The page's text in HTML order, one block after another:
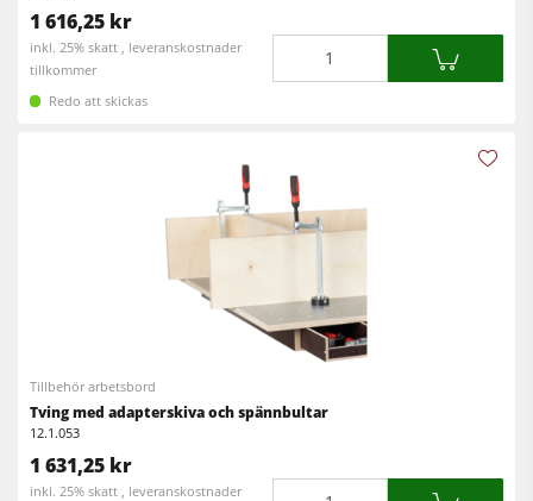
1 616,25 kr
inkl. 25% skatt , leveranskostnader
tillkommer
Redo att skickas
Tillbehör arbetsbord
Tving med adapterskiva och spännbultar
12.1.053
1 631,25 kr
inkl. 25% skatt , leveranskostnader